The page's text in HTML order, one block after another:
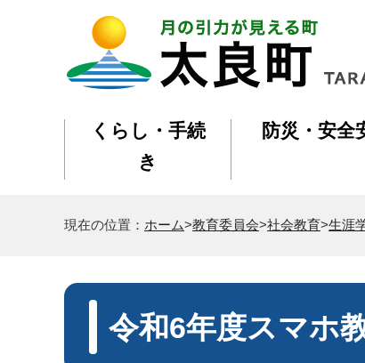
くらし・手続
き
防災・安全
現在の位置： ホーム>教育委員会>社会教育>生涯
令和6年度スマホ